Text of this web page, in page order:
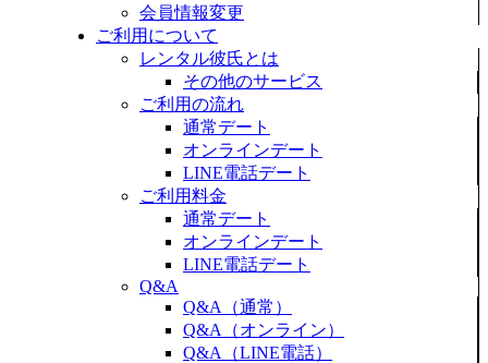
会員情報変更
ご利用について
レンタル彼氏とは
その他のサービス
ご利用の流れ
通常デート
オンラインデート
LINE電話デート
ご利用料金
通常デート
オンラインデート
LINE電話デート
Q&A
Q&A（通常）
Q&A（オンライン）
Q&A（LINE電話）